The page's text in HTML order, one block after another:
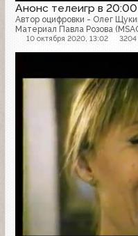
Анонс телеигр в
Автор оцифровки - Олег
Материал Павла Розова
10 октября 2020, 13:02 3204